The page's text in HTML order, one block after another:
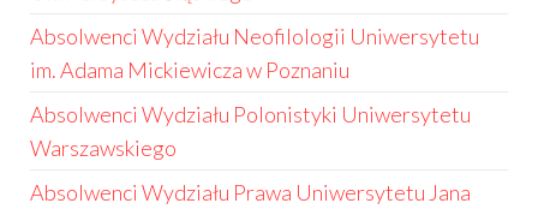
Absolwenci Wydziału Neofilologii Uniwersytetu
im. Adama Mickiewicza w Poznaniu
Absolwenci Wydziału Polonistyki Uniwersytetu
Warszawskiego
Absolwenci Wydziału Prawa Uniwersytetu Jana